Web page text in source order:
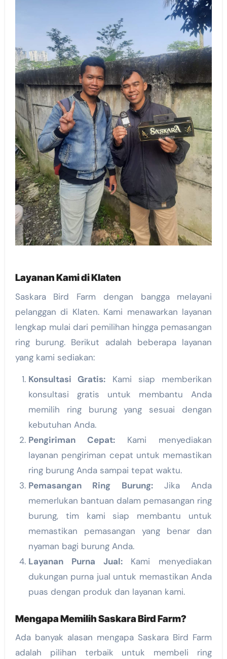
Layanan Kami di Klaten
Saskara Bird Farm dengan bangga melayani
pelanggan di Klaten. Kami menawarkan layanan
lengkap mulai dari pemilihan hingga pemasangan
ring burung. Berikut adalah beberapa layanan
yang kami sediakan:
Konsultasi Gratis: Kami siap memberikan
konsultasi gratis untuk membantu Anda
memilih ring burung yang sesuai dengan
kebutuhan Anda.
Pengiriman Cepat:Kami menyediakan
layanan pengiriman cepat untuk memastikan
ring burung Anda sampai tepat waktu.
Pemasangan Ring Burung:Jika Anda
memerlukan bantuan dalam pemasangan ring
burung, tim kami siap membantu untuk
memastikan pemasangan yang benar dan
nyaman bagi burung Anda.
Layanan Purna Jual:Kami menyediakan
dukungan purna jual untuk memastikan Anda
puas dengan produk dan layanan kami.
Mengapa Memilih Saskara Bird Farm?
Ada banyak alasan mengapa Saskara Bird Farm
adalah pilihan terbaik untuk membeli ring